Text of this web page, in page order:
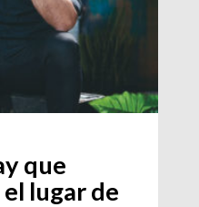
que
lugar de